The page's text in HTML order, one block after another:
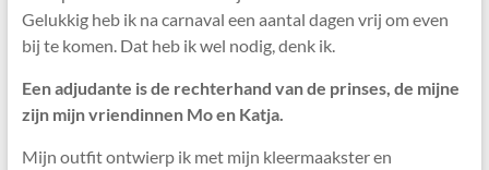
Gelukkig heb ik na carnaval een aantal dagen vrij om even
bij te komen. Dat heb ik wel nodig, denk ik.
Een adjudante is de rechterhand van de prinses, de mijne
zijn mijn vriendinnen Mo en Katja.
Mijn outfit ontwierp ik met mijn kleermaakster en